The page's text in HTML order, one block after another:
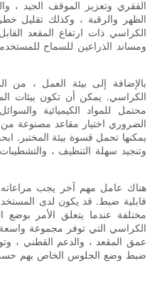
الفقري وتعزيز الموقف الجيد ،
الظهر والرقبة ، وكذلك تقليل
الكراسي ذات ارتفاع المقعد
ومساند الذراعين للسماح
بالإضافة إلى بيئة العمل ، من
الكراسي. يمكن أن تكون بيئات
محتمل للمواد الكيميائية
الضروري اختيار مقاعد مصنوعة من
يمكنها تحمل قسوة بيئة المختبر.
وتنجيد سهلة التنظيف ،
هناك عامل مهم آخر يجب مراعاته
قابلية ضبط. قد يكون لدى
مختلفة عندما يتعلق الأمر
الكراسي التي توفر مجموعة
عمق المقعد ، والدعم القطني ،
ضبط وضع الجلوس الخاص بهم حسب